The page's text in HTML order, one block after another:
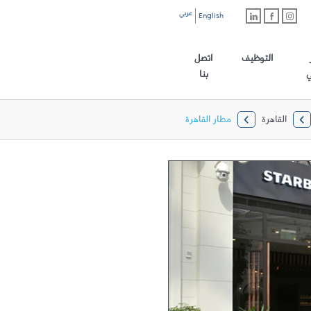
English عربي
التوظيف
اتصل
بنا
القاهرة مطار القاهرة